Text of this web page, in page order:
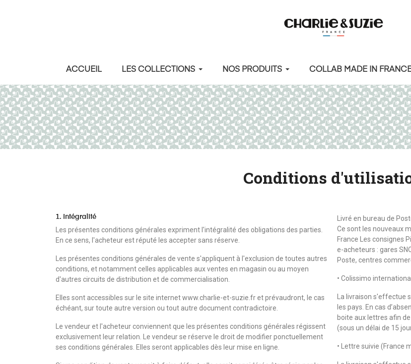
ACCUEIL LES COLLECTIONS NOS PRODUITS COLLAB MADE IN
Conditions
1. Intégralité
Les présentes conditions générales expriment l'intégralité des obligations des parties.
En ce sens, l'acheteur est réputé les accepter sans réserve.
Les présentes conditions générales de vente s'appliquent à l'exclusion de toutes autres
conditions, et notamment celles applicables aux ventes en magasin ou au moyen
d'autres circuits de distribution et de commercialisation.
Elles sont accessibles sur le site internet www.charlie-et-suzie.fr et prévaudront, le cas
échéant, sur toute autre version ou tout autre document contradictoire.
Le vendeur et l'acheteur conviennent que les présentes conditions générales régissent
exclusivement leur relation. Le vendeur se réserve le droit de modifier ponctuellement
ses conditions générales. Elles seront applicables dès leur mise en ligne.
Livré en bureau de
Ce sont les nouveaux
France Les consignes
e-acheteurs : gares
Poste, centres
• Colissimo
La livraison s'effectue
les pays. En cas
boite aux lettres afin
(sous un délai de 15
• Lettre suivie (France